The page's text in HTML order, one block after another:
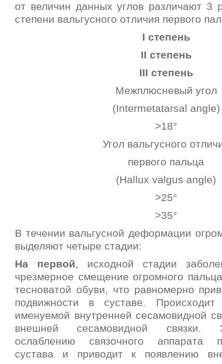
от величин данных углов различают 3
степени вальгусного отличия первого
I степень
II степень
III степень
Межплюсневый угол
(Intermetatarsal angle)
>18°
Угол вальгусного
первого пальца
(Hallux valgus angle)
>25°
>35°
В течении вальгусной деформации
выделяют четыре стадии:
На первой, исходной стадии
чрезмерное смещение огромного
тесноватой обуви, что равномерно
подвижности в суставе. Происходит
именуемой внутренней сесамовидной
внешней сесамовидной связки.
ослаблению связочного аппарата
сустава и приводит к появлению